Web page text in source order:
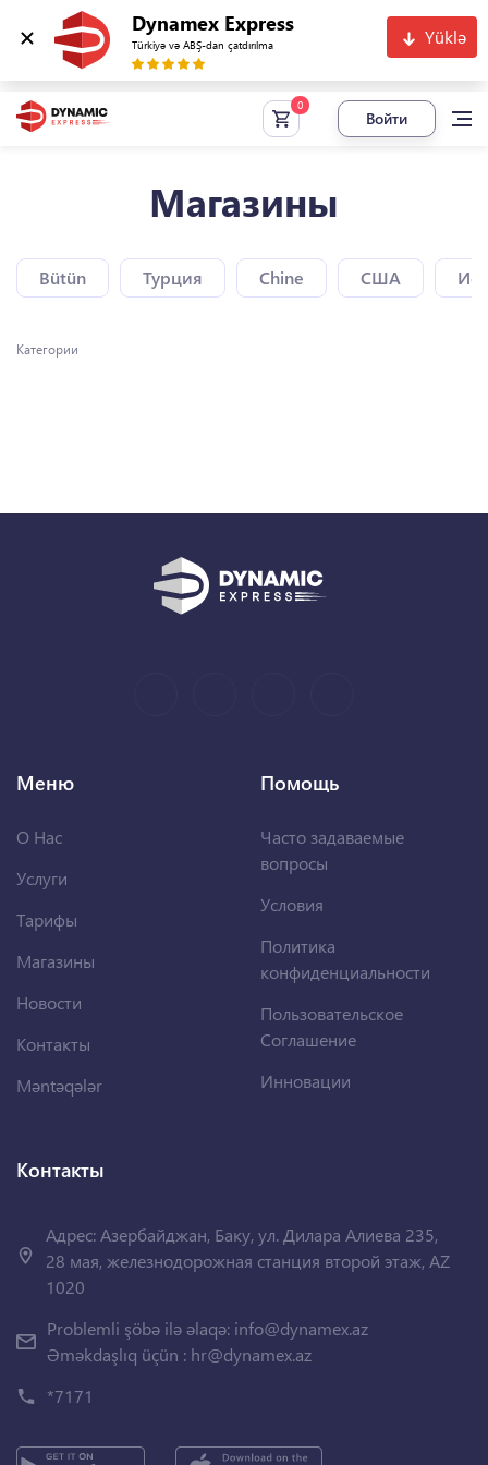
Dynamex Express
Türkiyə və ABŞ-dan çatdırılma Yüklə
Войти
Магазины
Bütün Турция Chine США
Категории
Меню
О Нас
Услуги
Тарифы
Магазины
Новости
Контакты
Məntəqələr
Помощь
Часто задаваемые
вопросы
Условия
Политика
конфиденциальности
Пользовательское
Соглашение
Инновации
Контакты
Адрес: Азербайджан, Баку, ул. Дилара Алиева 235,
28 мая, железнодорожная станция второй этаж, AZ
1020
Problemli şöbə ilə əlaqə: info@dynamex.az
Əməkdaşlıq üçün : hr@dynamex.az
*7171